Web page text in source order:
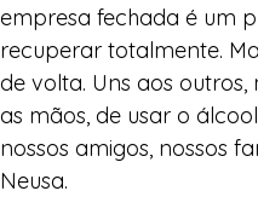
empresa fechada é um
recuperar totalmente.
de volta. Uns aos
as mãos, de usar o
nossos amigos, nossos
Neusa.